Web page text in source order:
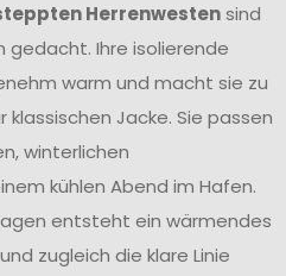
Herrenwestensind
gedacht. Ihre isolierende
warm und macht sie zu
Jacke. Sie passen
winterlichen
kühlen Abend im Hafen.
entsteht ein wärmendes
zugleich die klare Linie